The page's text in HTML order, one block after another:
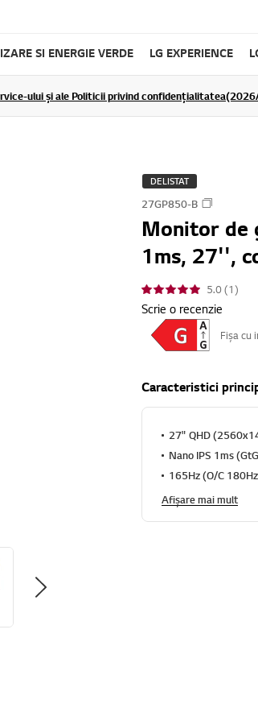
SI ENERGIE VERDE LG EXPERIENCE
ului și ale Politicii privind
DELISTAT
27GP850-B
Monitor de
1ms, 27'',
5.0 (1)
Scrie o recenzie
Fișa cu
Caracteristici
27" QHD
Nano IPS 1ms
165Hz (O/C
Afișare mai mult